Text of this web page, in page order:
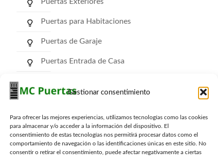
Gestionar consentimiento
Para ofrecer las mejores experiencias, utilizamos tecnologías como las cookies
para almacenar y/o acceder a la información del dispositivo. El
consentimiento de estas tecnologías nos permitirá procesar datos como el
comportamiento de navegación o las identificaciones únicas en este sitio. No
consentir o retirar el consentimiento, puede afectar negativamente a ciertas
Puertas Exteriores
Puertas para Habitaciones
Puertas de Garaje
Puertas Entrada de Casa
Puertas Trasteros